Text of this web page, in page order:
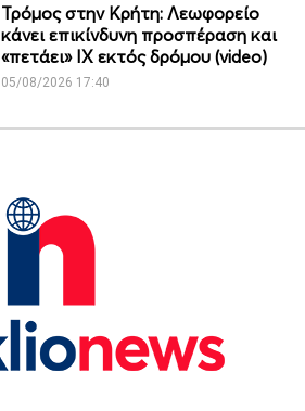
Τρόμος στην Κρήτη: Λεωφορείο
κάνει επικίνδυνη προσπέραση και
«πετάει» ΙΧ εκτός δρόμου (video)
05/08/2026 17:40